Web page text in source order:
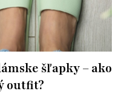
šľapky – ako
outfit?